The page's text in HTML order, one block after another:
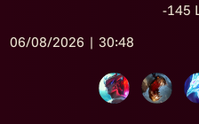
-145
06/08/2026 | 30:48